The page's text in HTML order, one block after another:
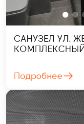
САНУЗЕЛ УЛ.
Подробнее